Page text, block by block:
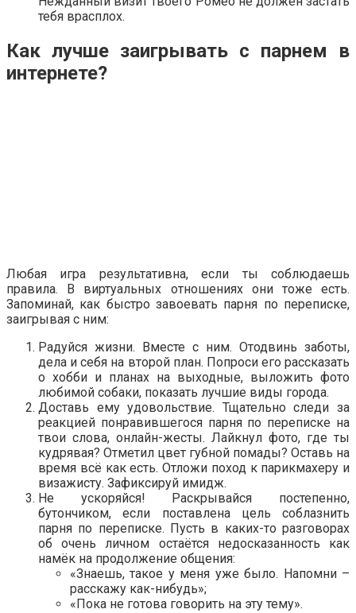
тебя врасплох.
Как лучше заигрывать с парнем в
интернете?
Любая игра результативна, если ты соблюдаешь
правила. В виртуальных отношениях они тоже есть.
Запоминай, как быстро завоевать парня по переписке,
заигрывая с ним:
Радуйся жизни. Вместе с ним. Отодвинь заботы,
дела и себя на второй план. Попроси его рассказать
о хобби и планах на выходные, выложить фото
любимой собаки, показать лучшие виды города.
Доставь ему удовольствие. Тщательно следи за
реакцией понравившегося парня по переписке на
твои слова, онлайн-жесты. Лайкнул фото, где ты
кудрявая? Отметил цвет губной помады? Оставь на
время всё как есть. Отложи поход к парикмахеру и
визажисту. Зафиксируй имидж.
Не ускоряйся! Раскрывайся постепенно,
бутончиком, если поставлена цель соблазнить
парня по переписке. Пусть в каких-то разговорах
об очень личном остаётся недосказанность как
намёк на продолжение общения:
«Знаешь, такое у меня уже было. Напомни –
расскажу как-нибудь»;
«Пока не готова говорить на эту тему».